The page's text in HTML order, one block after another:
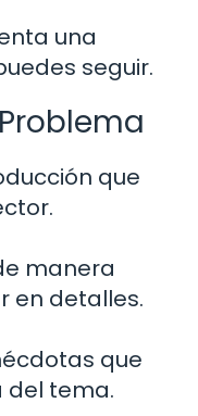
una
seguir.
que
manera
en detalles.
que
del tema.